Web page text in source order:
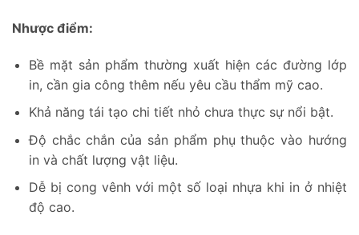
Nhược điểm:
Bề mặt sản phẩm thường xuất hiện các đường lớp
in, cần gia công thêm nếu yêu cầu thẩm mỹ cao.
Khả năng tái tạo chi tiết nhỏ chưa thực sự nổi bật.
Độ chắc chắn của sản phẩm phụ thuộc vào hướng
in và chất lượng vật liệu.
Dễ bị cong vênh với một số loại nhựa khi in ở nhiệt
độ cao.